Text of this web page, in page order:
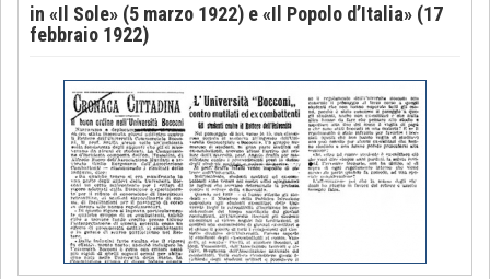
in «Il Sole» (5 marzo 1922) e «Il Popolo d’Italia» (17
febbraio 1922)